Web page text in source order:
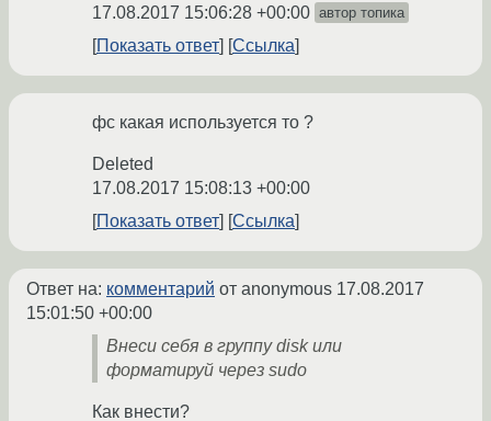
17.08.2017 15:06:28 +00:00 автор топика
Показать ответ Ссылка
фс какая используется то ?
Deleted
17.08.2017 15:08:13 +00:00
Показать ответ
Ссылка
Ответ на: комментарий от anonymous 17.08.2017
15:01:50 +00:00
Внеси себя в группу disk или
форматируй через sudo
Как внести?